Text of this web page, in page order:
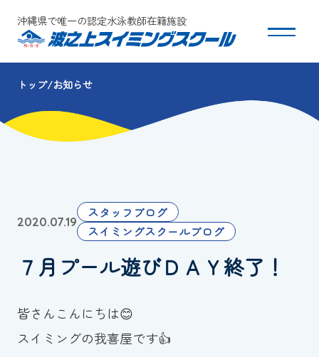
沖縄県で唯一の認定水泳教師在籍施設
スクールについて
コース・クラス紹介
団体会員募集
保護者の方へ
採用情報
お知らせ
トップ お知らせ
2020.07.19
スタッフブログ
スイミングスクールブログ
７月プール遊びＤＡＹ終了！
皆さんこんにちは😊
スイミングの我喜屋です👍